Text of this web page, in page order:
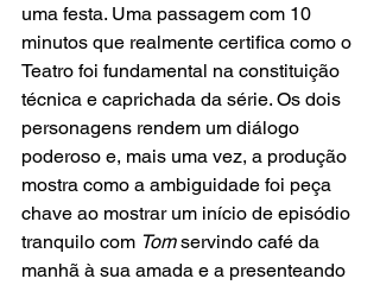
uma festa. Uma passagem com 10
minutos que realmente certifica como o
Teatro foi fundamental na constituição
técnica e caprichada da série. Os dois
personagens rendem um diálogo
poderoso e, mais uma vez, a produção
mostra como a ambiguidade foi peça
chave ao mostrar um início de episódio
tranquilo com Tom servindo café da
manhã à sua amada e a presenteando